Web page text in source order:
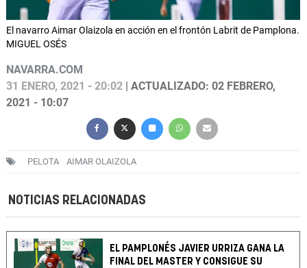
El navarro Aimar Olaizola en acción en el frontón Labrit de Pamplona.
MIGUEL OSÉS
NAVARRA.COM
31 ENERO, 2021 - 20:02 | ACTUALIZADO: 02 FEBRERO,
2021 - 10:07
PELOTA AIMAR OLAIZOLA
NOTICIAS RELACIONADAS
EL PAMPLONÉS JAVIER URRIZA GANA LA
FINAL DEL MASTER Y CONSIGUE SU